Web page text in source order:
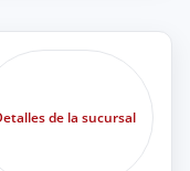
de la sucursal